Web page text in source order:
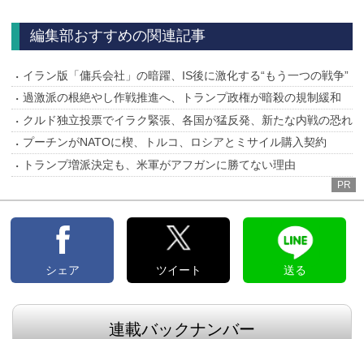
編集部おすすめの関連記事
イラン版「傭兵会社」の暗躍、IS後に激化する“もう一つの戦争”
過激派の根絶やし作戦推進へ、トランプ政権が暗殺の規制緩和
クルド独立投票でイラク緊張、各国が猛反発、新たな内戦の恐れ
プーチンがNATOに楔、トルコ、ロシアとミサイル購入契約
トランプ増派決定も、米軍がアフガンに勝てない理由
PR
シェア ツイート 送る
連載バックナンバー